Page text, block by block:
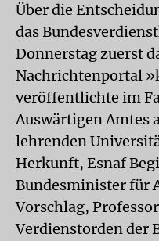
Über die
das
Donnerstag zuerst
Nachrichtenportal
veröffentlichte im
Auswärtigen Amtes
lehrenden
Herkunft, Esnaf
Bundesminister für
Vorschlag,
Verdienstorden der